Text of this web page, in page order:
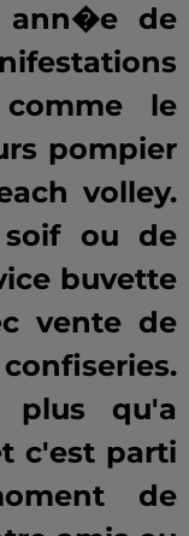
ann�e de
le
pompier
volley.
ou de
buvette
vente de
qu'a
c'est parti
de